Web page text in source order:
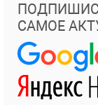
САМОЕ